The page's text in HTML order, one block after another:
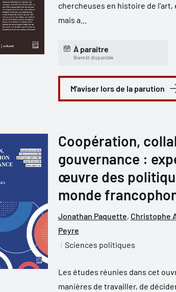
chercheuses en histoire de
mais a...
À paraître
Bientôt disponible
M'aviser lors de la parution
Coopération,
gouvernance :
œuvre des
monde
Jonathan Paquette, Christophe
Peyre
Sciences politiques
Les études réunies dans cet
manières de travailler, de